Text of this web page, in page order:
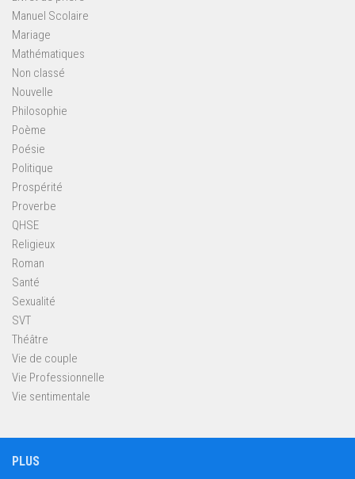
Manuel Scolaire
Mariage
Mathématiques
Non classé
Nouvelle
Philosophie
Poème
Poésie
Politique
Prospérité
Proverbe
QHSE
Religieux
Roman
Santé
Sexualité
SVT
Théâtre
Vie de couple
Vie Professionnelle
Vie sentimentale
PLUS